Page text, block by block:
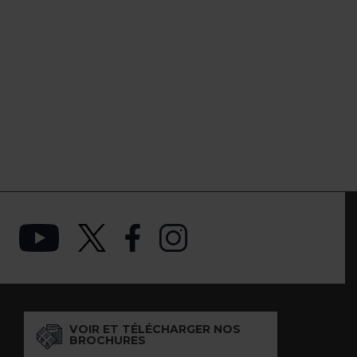
VOIR ET TÉLÉCHARGER NOS
BROCHURES